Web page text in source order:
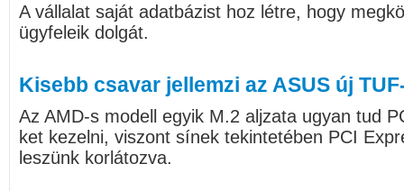
A vállalat saját adatbázist hoz létre, hogy
ügyfeleik dolgát.
Kisebb csavar jellemzi az ASUS új
Az AMD-s modell egyik M.2 aljzata ugyan tud
ket kezelni, viszont sínek tekintetében PCI
leszünk korlátozva.